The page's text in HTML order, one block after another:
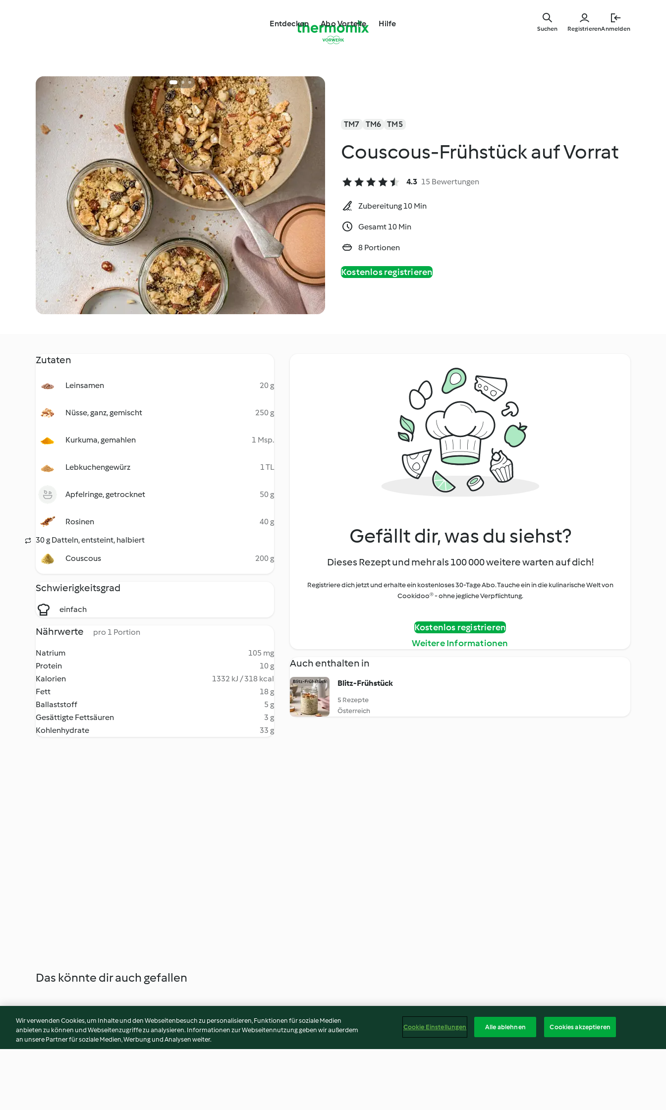
springen
Entdecken Abo Vorteile Hilfe
RegistrierenAnmelden
Suchen
TM7 TM6 TM5
Couscous-Frühstück auf Vorrat
4.3 15 Bewertungen
Zubereitung 10 Min
Gesamt 10 Min
8 Portionen
Kostenlos registrieren
Zutaten
Leinsamen 20 g
Nüsse, ganz, gemischt 250 g
Kurkuma, gemahlen 1 Msp.
Lebkuchengewürz 1 TL
Apfelringe, getrocknet 50 g
Rosinen
40 g
30 g Datteln, entsteint, halbiert
Couscous
200 g
Schwierigkeitsgrad
einfach
Nährwerte pro 1 Portion
Natrium
105 mg
Protein
10 g
Kalorien
1332 kJ / 318 kcal
Fett
18 g
Ballaststoff
5 g
Gesättigte Fettsäuren
3 g
Kohlenhydrate
33 g
Gefällt dir, was du siehst?
Dieses Rezept und mehr als 100 000 weitere warten auf dich!
Registriere dich jetzt und erhalte ein kostenloses 30-Tage Abo. Tauche ein in die kulinarische Welt von
Cookidoo® - ohne jegliche Verpflichtung.
Kostenlos registrieren
Weitere Informationen
Auch enthalten in
Blitz-Frühstück
5 Rezepte
Österreich
Das könnte dir auch gefallen
Wir verwenden Cookies, um Inhalte und den Webseitenbesuch zu personalisieren, Funktionen für soziale Medien
anbieten zu können und Webseitenzugriffe zu analysieren. Informationen zur Webseitennutzung geben wir außerdem
an unsere Partner für soziale Medien, Werbung und Analysen weiter.
Cookie Einstellungen Alle ablehnen Cookies akzeptieren